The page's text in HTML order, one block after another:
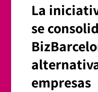
La
se
empresas